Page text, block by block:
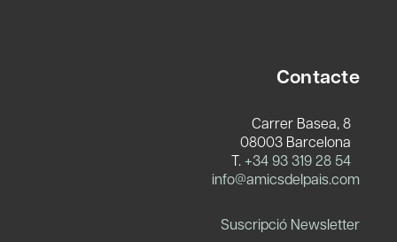
Contacte
Carrer Basea, 8
08003 Barcelona
T. +34 93 319 28 54
info@amicsdelpais.com
Suscripció Newsletter